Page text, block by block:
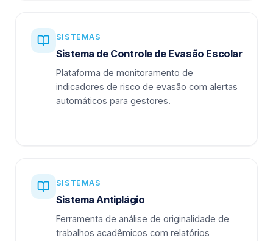
SISTEMAS
Sistema de Controle de Evasão Escolar
Plataforma de monitoramento de
indicadores de risco de evasão com alertas
automáticos para gestores.
SISTEMAS
Sistema Antiplágio
Ferramenta de análise de originalidade de
trabalhos acadêmicos com relatórios